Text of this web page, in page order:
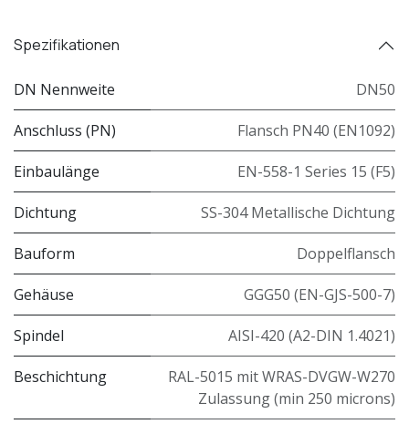
Spezifikationen
DN Nennweite DN50
Anschluss (PN) Flansch PN40 (EN1092)
Einbaulänge EN-558-1 Series 15 (F5)
Dichtung SS-304 Metallische Dichtung
Bauform Doppelflansch
Gehäuse GGG50 (EN-GJS-500-7)
Spindel AISI-420 (A2-DIN 1.4021)
Beschichtung
RAL-5015 mit WRAS-DVGW-W270
Zulassung (min 250 microns)